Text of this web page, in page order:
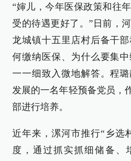
“婶儿，今年医保政策和往
受的待遇更好了。”日前，
龙城镇十五里店村后备干
何缴纳医保、为什么要集中
一一细致入微地解答。程
发展的一名年轻预备党员，
部进行培养。
近年来，漯河市推行“乡选
度，通过抓实抓细储备、